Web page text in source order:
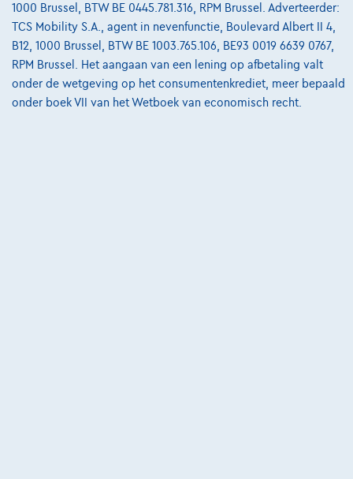
Break E de AMG Line Panoramisch dak| 360° Camera| Burmester|HUD +
01/2023
59.976 km Hybride Automaat 143 kW ( 194 PK )
€39.450 1 BTW aftrekbaar
Vanaf€757,00/maandmet een laatste
1000 Brussel, BTW BE 0445.781.316, RPM Brussel. Adverteerder:
TCS Mobility S.A., agent in nevenfunctie, Boulevard Albert II 4,
B12, 1000 Brussel, BTW BE 1003.765.106, BE93 0019 6639 0767,
RPM Brussel. Het aangaan van een lening op afbetaling valt
onder de wetgeving op het consumentenkrediet, meer bepaald
onder boek VII van het Wetboek van economisch recht.